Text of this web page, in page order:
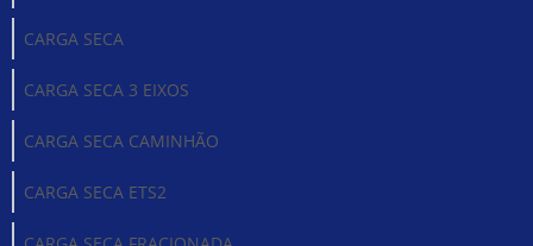
CARGA SECA
CARGA SECA 3 EIXOS
CARGA SECA CAMINHÃO
CARGA SECA ETS2